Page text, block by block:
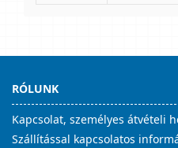
RÓLUNK
Kapcsolat, személyes átvételi
Szállítással kapcsolatos